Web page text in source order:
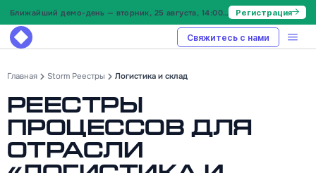
Ближайший демо-день — вторник, 25 августа, 14:00 МСК Регистрация
Свяжитесь с нами
Главная Storm Реестры Логистика и склад
Реестры
процессов для
отрасли